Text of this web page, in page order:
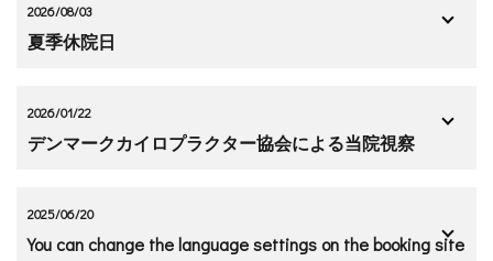
2026/08/03
夏季休院日
2026/01/22
デンマークカイロプラクター協会による当院視察
2025/06/20
You can change the language settings on the booking site